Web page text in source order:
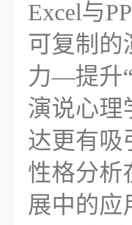
Excel与
可复制的
力—提升
演说心理
达更有吸
性格分析
展中的应